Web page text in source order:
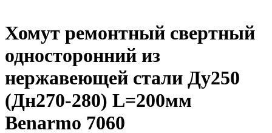
Хомут ремонтный свертный
односторонний из
нержавеющей стали Ду250
(Дн270-280) L=200мм
Benarmo 7060